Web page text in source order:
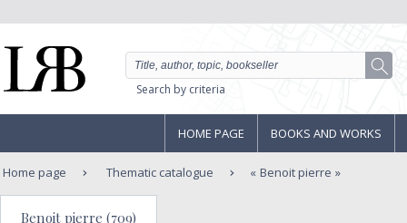
Search by criteria
HOME PAGE BOOKS AND WORKS
Home page Thematic catalogue Benoit pierre
Benoit pierre (709)